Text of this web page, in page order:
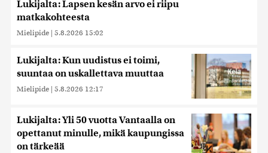
Lukijalta: Lapsen kesän arvo ei riipu
matkakohteesta
Mielipide | 5.8.2026 15:02
Lukijalta: Kun uudistus ei toimi,
suuntaa on uskallettava muuttaa
Mielipide | 5.8.2026 12:17
Lukijalta: Yli 50 vuotta Vantaalla on
opettanut minulle, mikä kaupungissa
on tärkeää